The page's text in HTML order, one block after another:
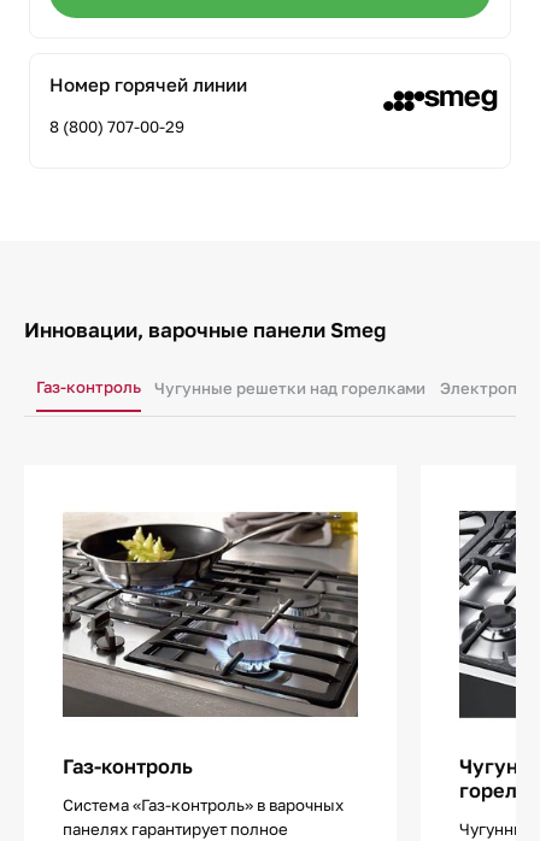
Номер горячей линии
8 (800) 707-00-29
Инновации, варочные панели Smeg
Газ-контроль Чугунные решетки над горелками
Газ-контроль
Система «Газ-контроль» в варочных
панелях гарантирует полное
Чугунные